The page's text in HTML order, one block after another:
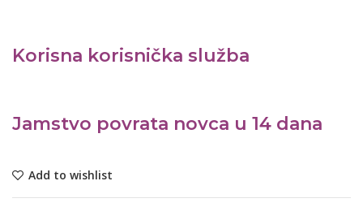
Korisna korisnička služba
Jamstvo povrata novca u 14 dana
Add to wishlist